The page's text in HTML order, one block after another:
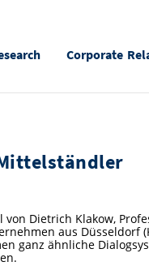
Corporate
Dietrich Klakow,
aus Düsseldorf
ganz ähnliche